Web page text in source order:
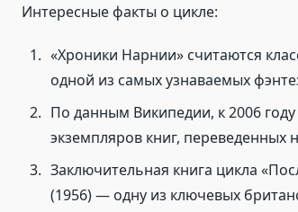
Интересные факты о цикле:
«Хроники Нарнии» считаются
одной из самых узнаваемых
По данным Википедии, к 2006
экземпляров книг, переведенных
Заключительная книга цикла
(1956) — одну из ключевых